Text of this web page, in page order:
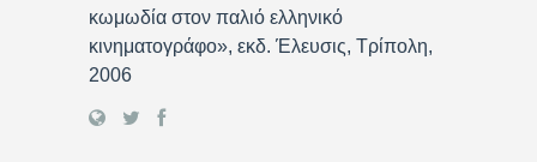
κωμωδία στον παλιό ελληνικό
κινηματογράφο», εκδ. Έλευσις, Τρίπολη,
2006